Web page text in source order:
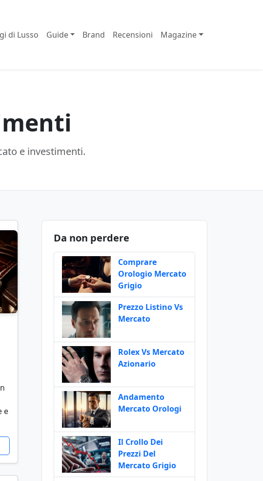
di Lusso Guide Brand Recensioni Magazine
e investimenti.
e
Da non perdere
Comprare
Orologio Mercato
Grigio
Prezzo Listino Vs
Mercato
Rolex Vs Mercato
Azionario
Andamento
Mercato Orologi
Il Crollo Dei
Prezzi Del
Mercato Grigio